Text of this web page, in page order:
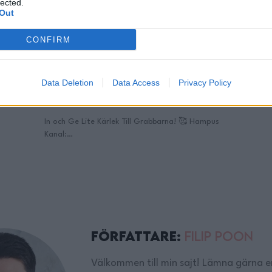
CONFIRM
Data Deletion Data Access Privacy Policy
KAN MAN GÖRA EGEN
Hej och Välkomna vänner till min Kanal med mig
– Tanken med denna kanalen är att vi
tillsammans ska skapa ett så kallat Mat-
Hej
Filip
Författare: Filip Poon
Välkommen till min sajt! Lämna gärna